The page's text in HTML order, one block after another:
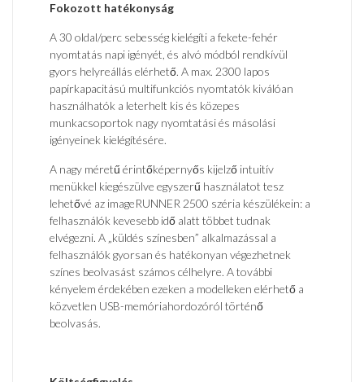
Fokozott hatékonyság
A 30 oldal/perc sebesség kielégíti a fekete-fehér
nyomtatás napi igényét, és alvó módból rendkívül
gyors helyreállás elérhető. A max. 2300 lapos
papírkapacitású multifunkciós nyomtatók kiválóan
használhatók a leterhelt kis és közepes
munkacsoportok nagy nyomtatási és másolási
igényeinek kielégítésére.
A nagy méretű érintőképernyős kijelző intuitív
menükkel kiegészülve egyszerű használatot tesz
lehetővé az imageRUNNER 2500 széria készülékein: a
felhasználók kevesebb idő alatt többet tudnak
elvégezni. A „küldés színesben” alkalmazással a
felhasználók gyorsan és hatékonyan végezhetnek
színes beolvasást számos célhelyre. A további
kényelem érdekében ezeken a modelleken elérhető a
közvetlen USB-memóriahordozóról történő
beolvasás.